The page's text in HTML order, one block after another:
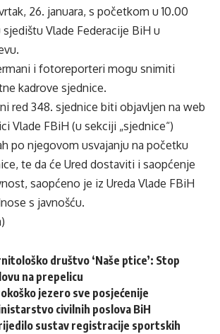
26. januara, s početkom u 10.00
sjedištu Vlade Federacije BiH u
i fotoreporteri mogu snimiti
kadrove sjednice.
red 348. sjednice biti objavljen na web
Vlade FBiH (u sekciji „sjednice“)
po njegovom usvajanju na početku
te da će Ured dostaviti i saopćenje
saopćeno je iz Ureda Vlade FBiH
s javnošću.
društvo ‘Naše ptice’: Stop
na prepelicu
jezero sve posjećenije
civilnih poslova BiH
sustav registracije sportskih